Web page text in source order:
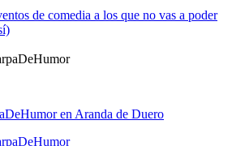
en Aranda de Duero